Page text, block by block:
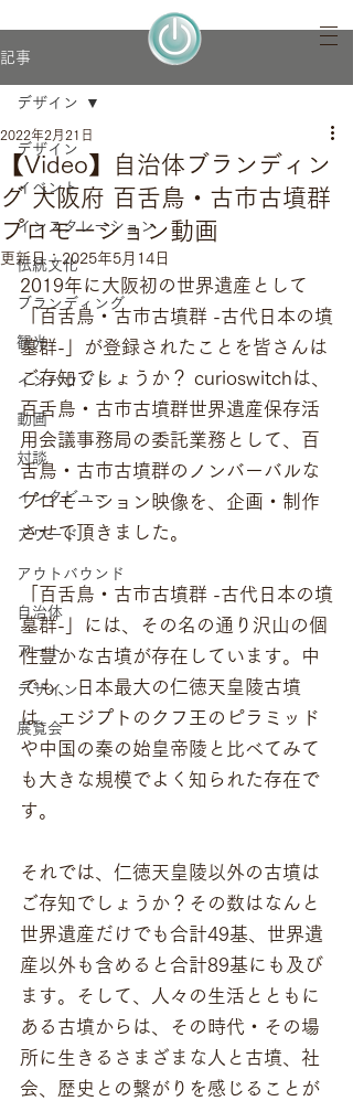
記事
デザイン
イベント
インスタレーション
伝統文化
ブランディング
観光
インバウンド
動画
対談
インタビュー
アワード
アウトバウンド
自治体
アート
デザイン
展覧会
デザイン
【Video】自治体ブランディン
グ 大阪府 百舌鳥・古市古墳群
プロモーション動画
2022年2月21日
更新日：2025年5月14日
2019年に大阪初の世界遺産として
「百舌鳥・古市古墳群 -古代日本の墳
墓群-」が登録されたことを皆さんは
ご存知でしょうか？ curioswitchは、
百舌鳥・古市古墳群世界遺産保存活
用会議事務局の委託業務として、百
舌鳥・古市古墳群のノンバーバルな
プロモーション映像を、企画・制作
させて頂きました。
「百舌鳥・古市古墳群 -古代日本の墳
墓群-」には、その名の通り沢山の個
性豊かな古墳が存在しています。中
でも、日本最大の仁徳天皇陵古墳
は、エジプトのクフ王のピラミッド
や中国の秦の始皇帝陵と比べてみて
も大きな規模でよく知られた存在で
す。
それでは、仁徳天皇陵以外の古墳は
ご存知でしょうか？その数はなんと
世界遺産だけでも合計49基、世界遺
産以外も含めると合計89基にも及び
ます。そして、人々の生活とともに
ある古墳からは、その時代・その場
所に生きるさまざまな人と古墳、社
会、歴史との繋がりを感じることが